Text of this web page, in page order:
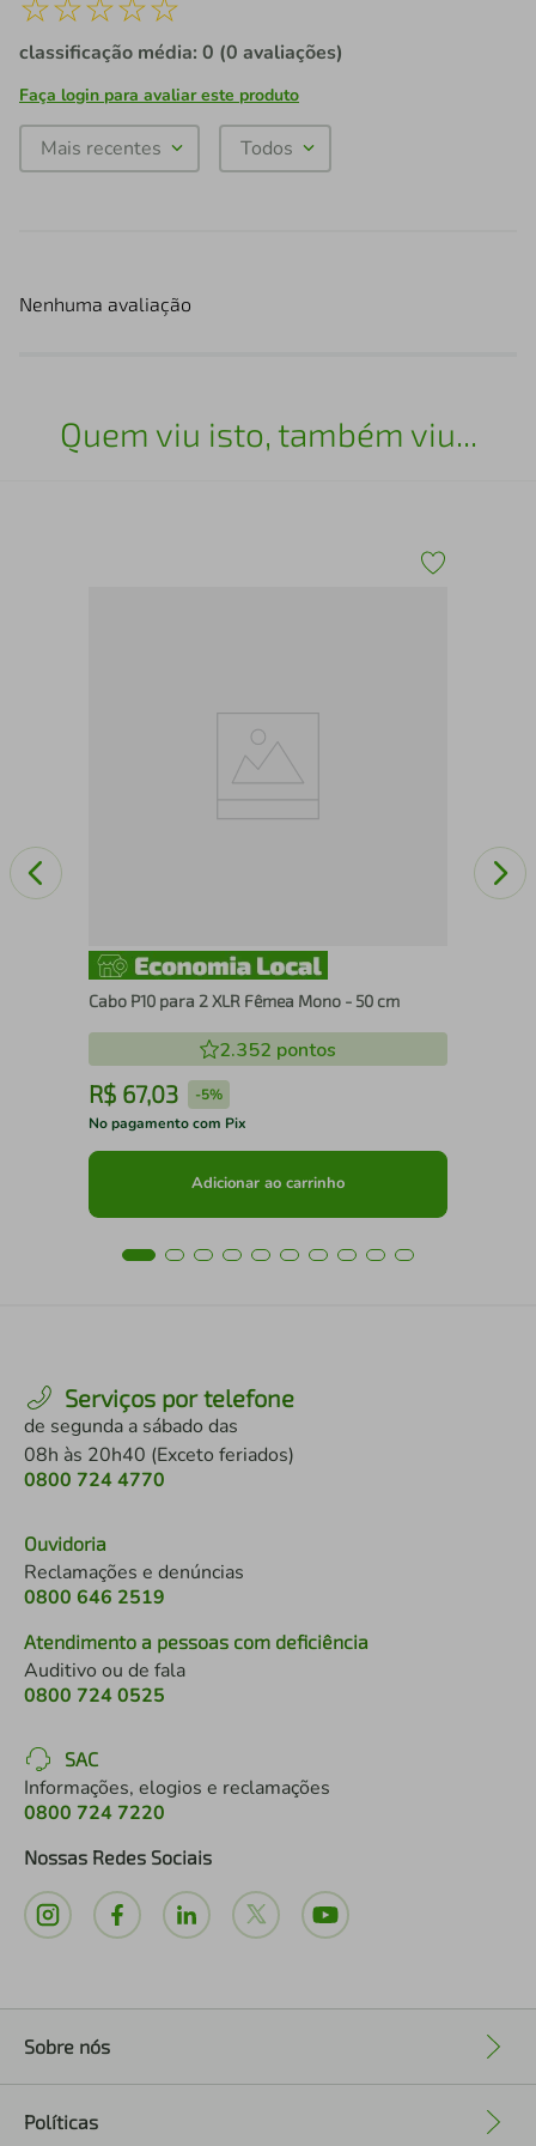
classificação média: 0 (0 avaliações)
Faça login para avaliar este produto
Mais recentes Todos
Nenhuma avaliação
Quem viu isto, também viu...
Cabo P10 para 2 XLR Fêmea Mono - 50 cm
2.352 pontos
R$ 67,03 -5%
No pagamento com Pix
Adicionar ao carrinho
Serviços por telefone
de segunda a sábado das
08h às 20h40 (Exceto feriados)
0800 724 4770
Ouvidoria
Reclamações e denúncias
0800 646 2519
Atendimento a pessoas com deficiência
Auditivo ou de fala
0800 724 0525
SAC
Informações, elogios e reclamações
0800 724 7220
Nossas Redes Sociais
Sobre nós
Políticas